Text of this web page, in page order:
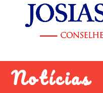
Notícias